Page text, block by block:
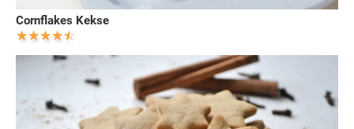
Cornflakes Kekse